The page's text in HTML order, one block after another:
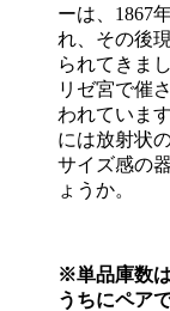
ーは、1867
れ、その後
られてきま
リゼ宮で催
われていま
には放射状
サイズ感の
ょうか。
※単品庫数
うちにペア